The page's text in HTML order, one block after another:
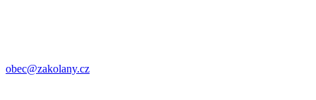
obec@zakolany.cz